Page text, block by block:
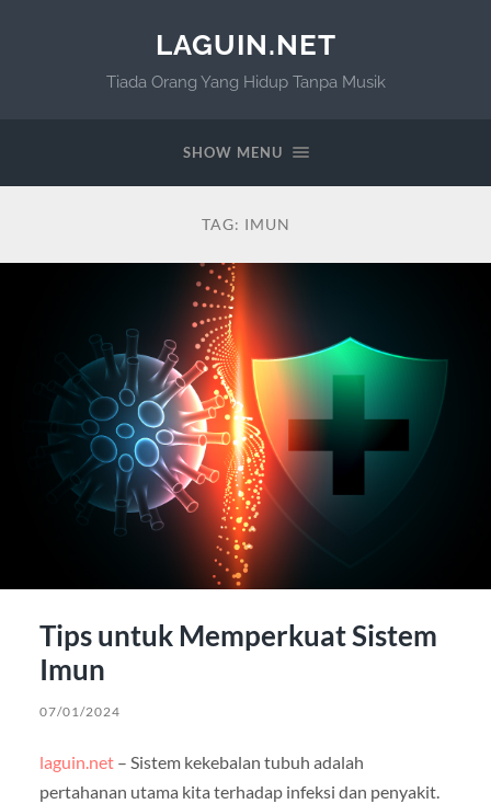
LAGUIN.NET
Tiada Orang Yang Hidup Tanpa Musik
SHOW MENU
TAG: IMUN
Tips untuk Memperkuat Sistem
Imun
07/01/2024
laguin.net– Sistem kekebalan tubuh adalah
pertahanan utama kita terhadap infeksi dan penyakit.